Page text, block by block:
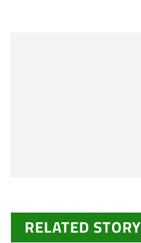
RELATED STORY